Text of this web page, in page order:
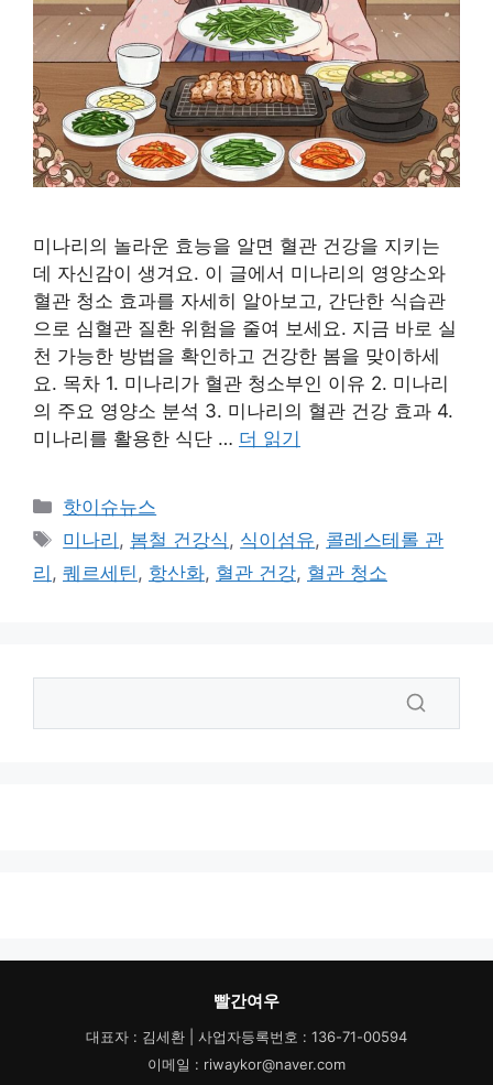
미나리의 놀라운 효능을 알면 혈관 건강을 지키는
데 자신감이 생겨요. 이 글에서 미나리의 영양소와
혈관 청소 효과를 자세히 알아보고, 간단한 식습관
으로 심혈관 질환 위험을 줄여 보세요. 지금 바로 실
천 가능한 방법을 확인하고 건강한 봄을 맞이하세
요. 목차 1. 미나리가 혈관 청소부인 이유 2. 미나리
의 주요 영양소 분석 3. 미나리의 혈관 건강 효과 4.
미나리를 활용한 식단 … 더 읽기
카
테
고
리
핫이슈뉴스
태
그
미나리 , 봄철 건강식 , 식이섬유, 콜레스테롤 관
리 , 퀘르세틴 , 항산화, 혈관 건강, 혈관 청소
빨간여우
대표자 : 김세환 | 사업자등록번호 : 136-71-00594
이메일 : riwaykor@naver.com